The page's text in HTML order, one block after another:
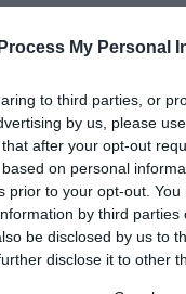
My Personal
to third parties, or
by us, please
after your opt-out
on personal
prior to your opt-out.
by third parties
be disclosed by us to
disclose it to other